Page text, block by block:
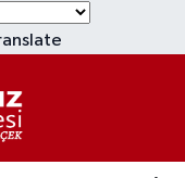
Eczaneler
Durumu